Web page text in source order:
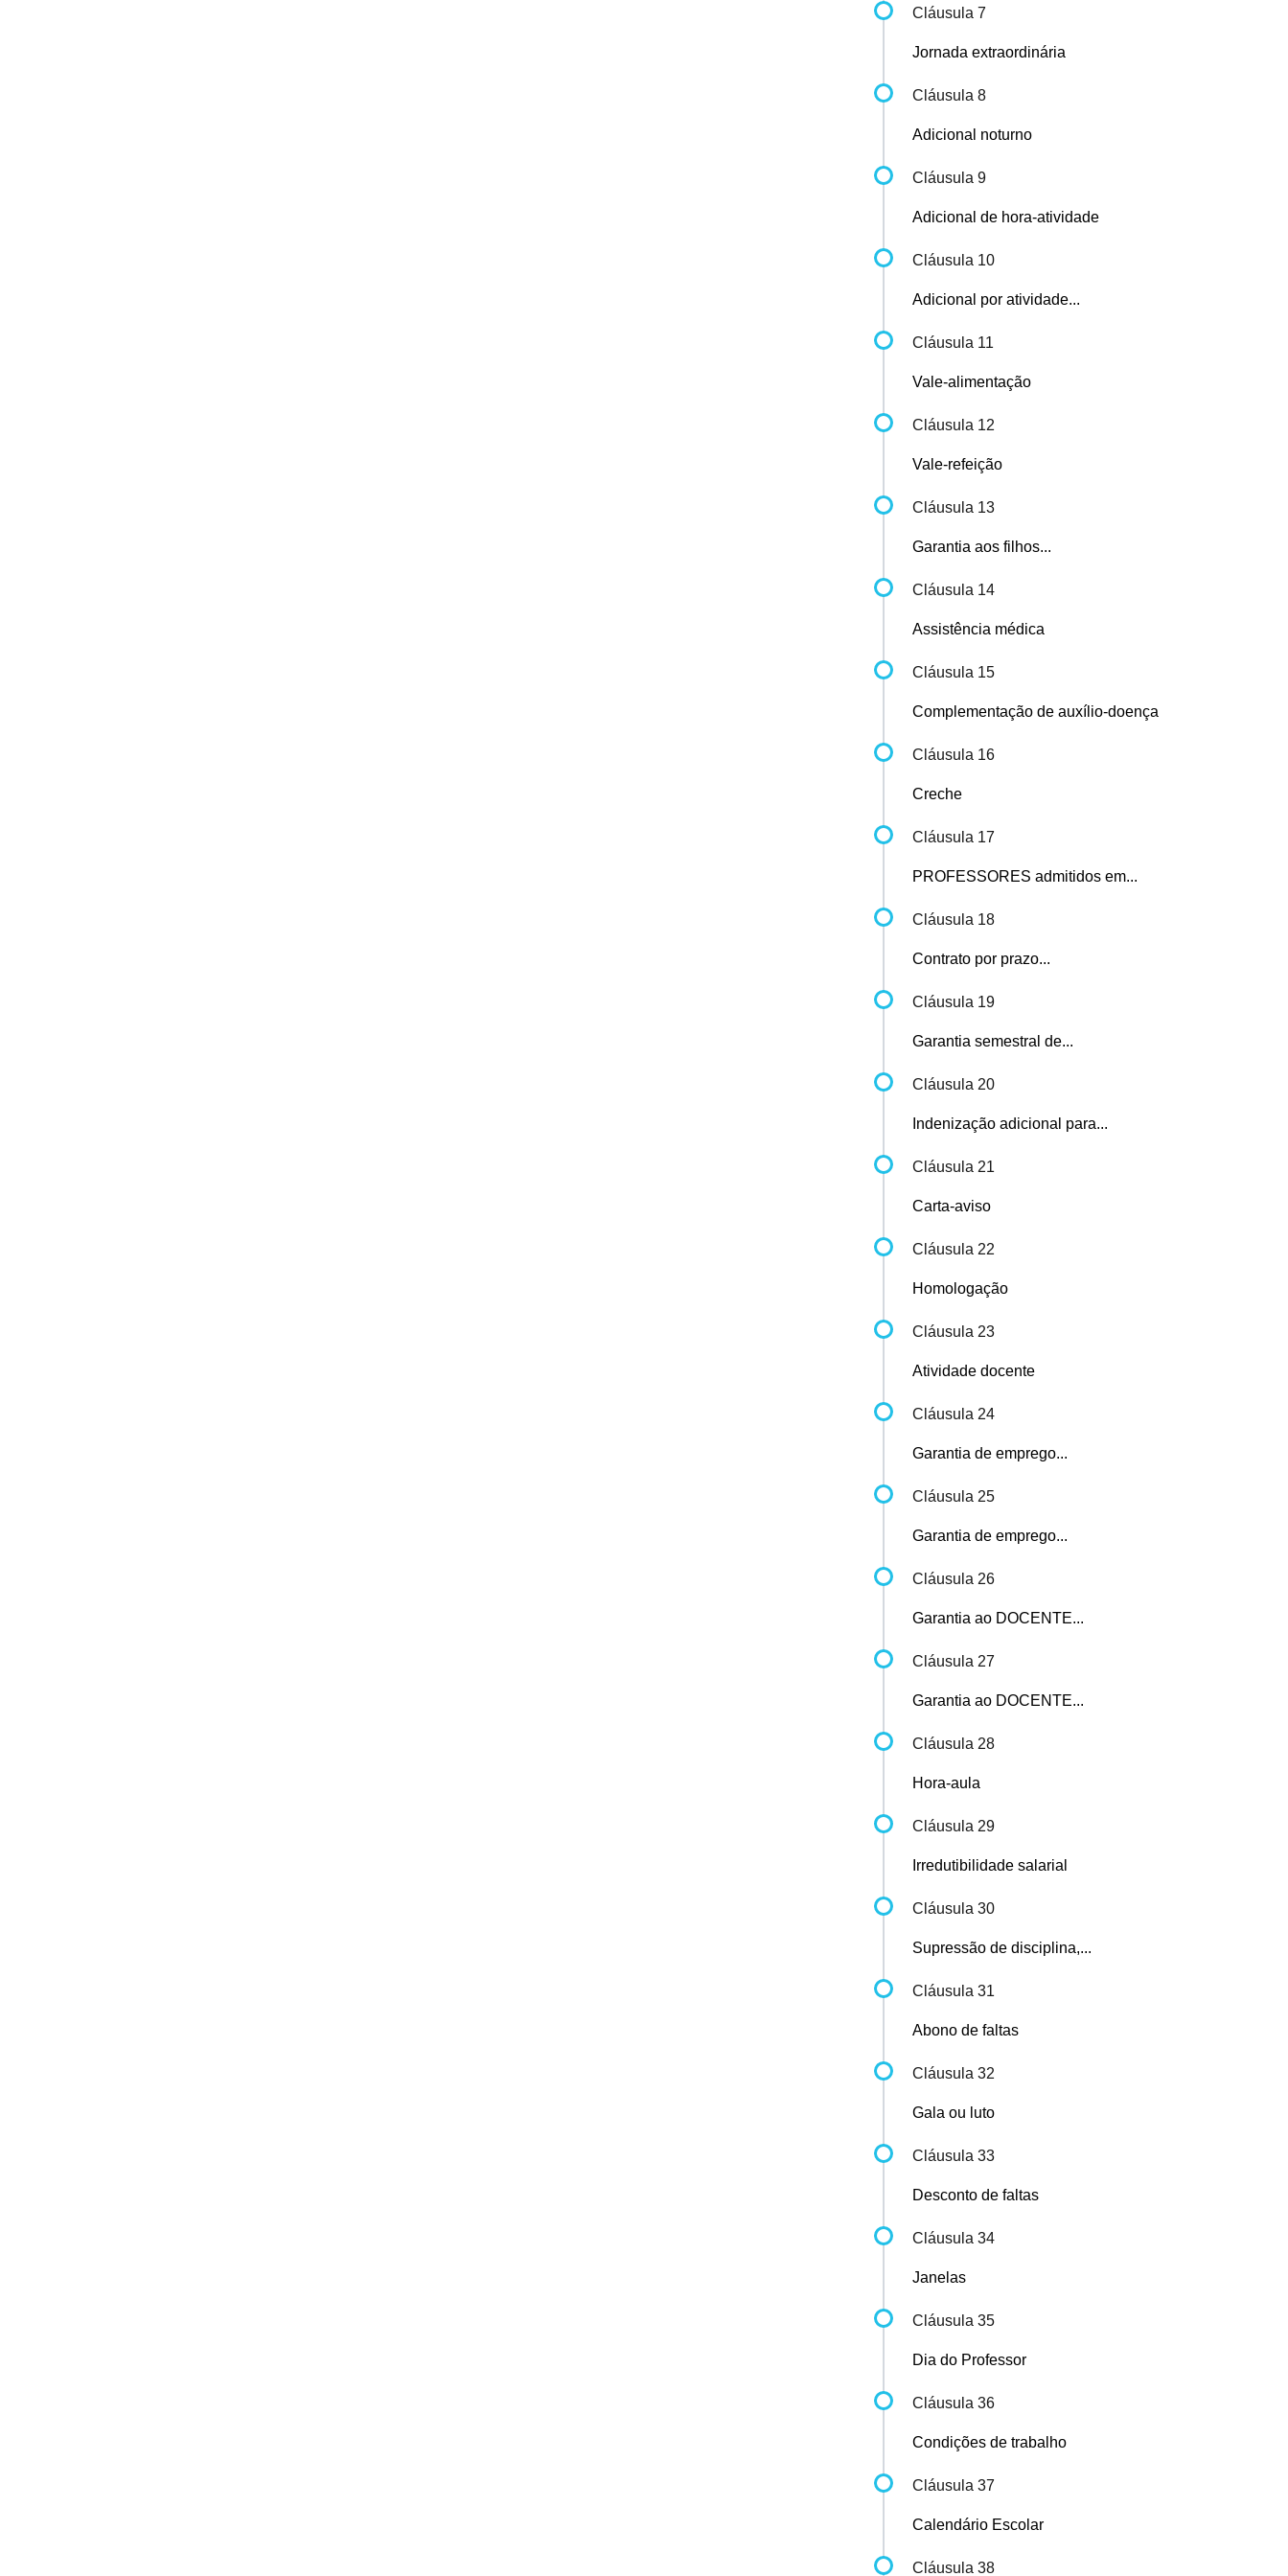
Cláusula 7
Jornada extraordinária
Cláusula 8
Adicional noturno
Cláusula 9
Adicional de hora-atividade
Cláusula 10
Adicional por atividade...
Cláusula 11
Vale-alimentação
Cláusula 12
Vale-refeição
Cláusula 13
Garantia aos filhos...
Cláusula 14
Assistência médica
Cláusula 15
Complementação de auxílio-doença
Cláusula 16
Creche
Cláusula 17
PROFESSORES admitidos em...
Cláusula 18
Contrato por prazo...
Cláusula 19
Garantia semestral de...
Cláusula 20
Indenização adicional para...
Cláusula 21
Carta-aviso
Cláusula 22
Homologação
Cláusula 23
Atividade docente
Cláusula 24
Garantia de emprego...
Cláusula 25
Garantia de emprego...
Cláusula 26
Garantia ao DOCENTE...
Cláusula 27
Garantia ao DOCENTE...
Cláusula 28
Hora-aula
Cláusula 29
Irredutibilidade salarial
Cláusula 30
Supressão de disciplina,...
Cláusula 31
Abono de faltas
Cláusula 32
Gala ou luto
Cláusula 33
Desconto de faltas
Cláusula 34
Janelas
Cláusula 35
Dia do Professor
Cláusula 36
Condições de trabalho
Cláusula 37
Calendário Escolar
Cláusula 38